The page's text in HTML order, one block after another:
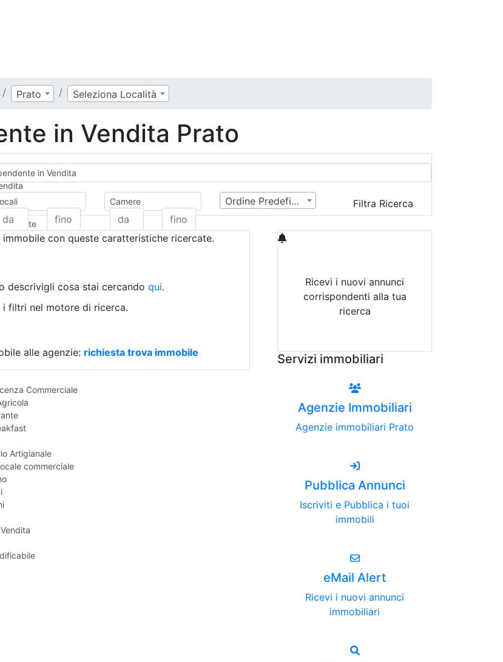
Prato Seleziona Località
in Vendita Prato
in Vendita
indipendente
Commerciale
Artigianale
commerciale
Camere Ordine Predefinito Filtra Ricerca
con queste caratteristiche ricercate.
descrivigli cosa stai cercando qui.
filtri nel motore di ricerca.
alle agenzie: richiesta trova immobile
Ricevi i nuovi annunci
corrispondenti alla tua
ricerca
Servizi immobiliari
Agenzie Immobiliari
Agenzie immobiliari Prato
Pubblica Annunci
Iscriviti e Pubblica i tuoi
immobili
eMail Alert
Ricevi i nuovi annunci
immobiliari